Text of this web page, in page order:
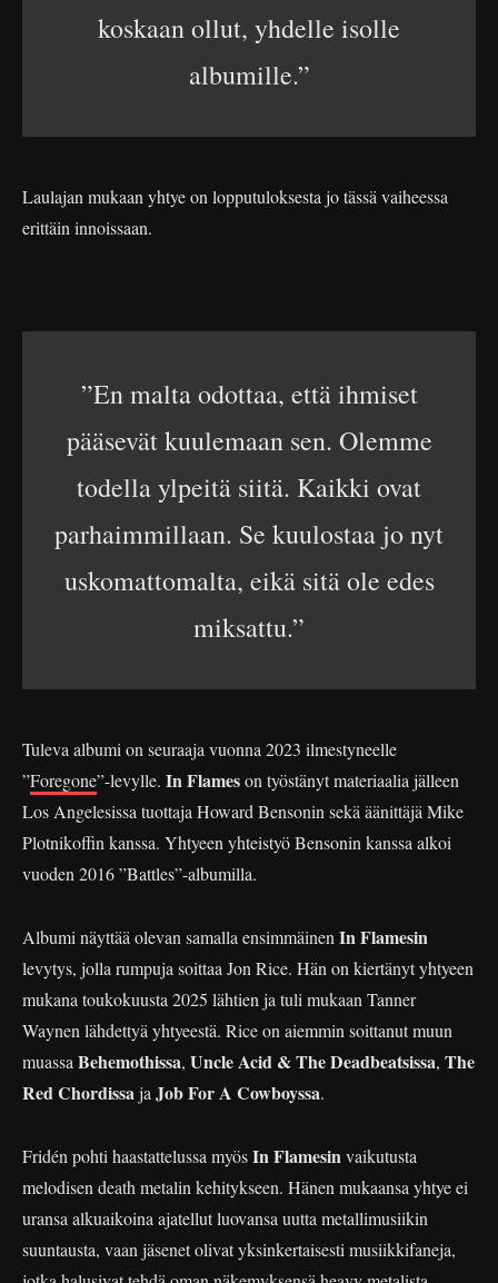
koskaan ollut, yhdelle isolle
albumille.”
Laulajan mukaan yhtye on lopputuloksesta jo tässä vaiheessa
erittäin innoissaan.
”En malta odottaa, että ihmiset
pääsevät kuulemaan sen. Olemme
todella ylpeitä siitä. Kaikki ovat
parhaimmillaan. Se kuulostaa jo nyt
uskomattomalta, eikä sitä ole edes
miksattu.”
Tuleva albumi on seuraaja vuonna 2023 ilmestyneelle
”Foregone”-levylle. In Flameson työstänyt materiaalia jälleen
Los Angelesissa tuottaja Howard Bensonin sekä äänittäjä Mike
Plotnikoffin kanssa. Yhtyeen yhteistyö Bensonin kanssa alkoi
vuoden 2016 ”Battles”-albumilla.
Albumi näyttää olevan samalla ensimmäinen In Flamesin
levytys, jolla rumpuja soittaa Jon Rice. Hän on kiertänyt yhtyeen
mukana toukokuusta 2025 lähtien ja tuli mukaan Tanner
Waynen lähdettyä yhtyeestä. Rice on aiemmin soittanut muun
muassa Behemothissa, Uncle Acid & The Deadbeatsissa, The
Red Chordissaja Job For A Cowboyssa.
Fridén pohti haastattelussa myösIn Flamesinvaikutusta
melodisen death metalin kehitykseen. Hänen mukaansa yhtye ei
uransa alkuaikoina ajatellut luovansa uutta metallimusiikin
suuntausta, vaan jäsenet olivat yksinkertaisesti musiikkifaneja,